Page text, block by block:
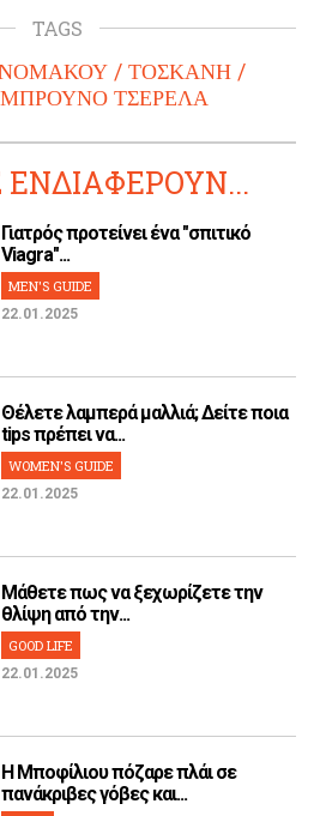
TAGS
ΤΟΣΚΑΝΗ
ΜΠΡΟΥΝΟ ΤΣΕΡΕΛΑ
ΕΝΔΙΑΦΕΡΟΥΝ...
Γιατρός προτείνει ένα "σπιτικό
Viagra"...
MEN'S GUIDE
22.01.2025
Θέλετε λαμπερά μαλλιά; Δείτε ποια
tips πρέπει να...
WOMEN'S GUIDE
22.01.2025
Μάθετε πως να ξεχωρίζετε την
θλίψη από την...
GOOD LIFE
22.01.2025
H Μποφίλιου πόζαρε πλάι σε
πανάκριβες γόβες και...